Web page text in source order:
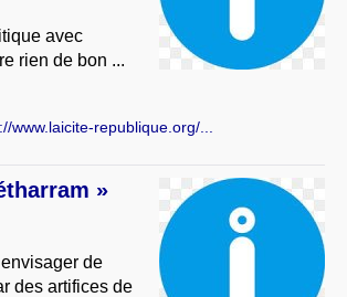
avec
rien de bon ...
www.laicite-republique.org/...
»
de
des artifices de